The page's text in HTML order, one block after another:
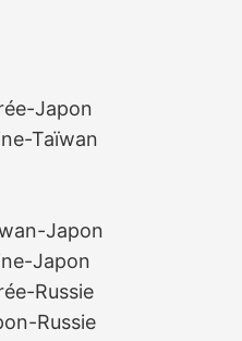
Japon
Taïwan
Japon
Japon
Russie
Russie